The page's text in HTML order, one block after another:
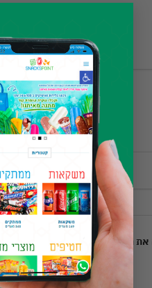
השם, האימייל והאתר שלי לפעם